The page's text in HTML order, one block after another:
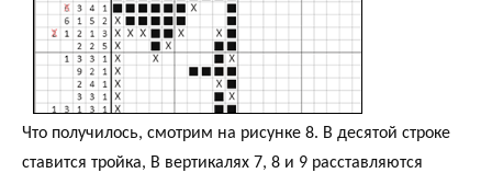
Что получилось, смотрим на рисунке 8. В десятой строке
ставится тройка, В вертикалях 7, 8 и 9 расставляются